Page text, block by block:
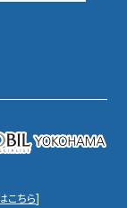
こちら]